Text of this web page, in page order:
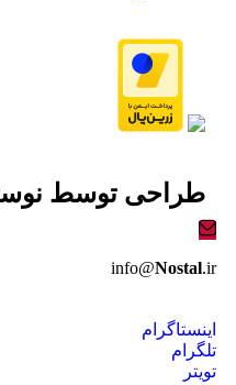
طراحی توسط
info@Nostal.ir
اینستاگرام
تلگرام
تویتر